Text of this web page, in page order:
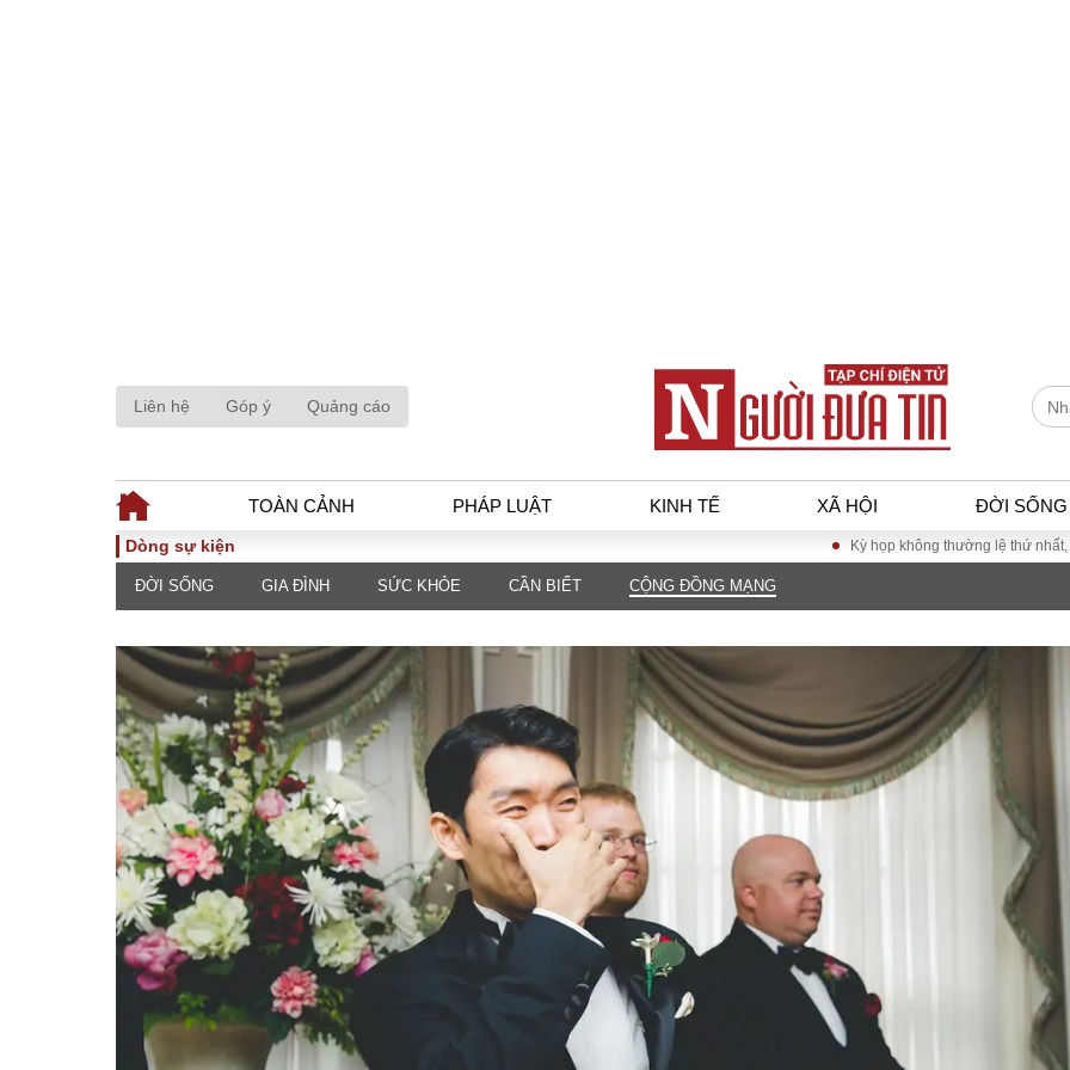
Liên hệ Góp ý Quảng cáo
TOÀN CẢNH PHÁP LUẬT KINH TẾ XÃ HỘI ĐỜI SỐNG
TOÀN CẢNH
Chính sách
Sự kiện
Đối thoại
Thế giới
PHÁP LUẬT
Góc nhìn luật gia
Hồ sơ điều tra
Tiếng nói công dân
An ninh - Hình sự
KINH TẾ
hàng
Kinh tế vĩ mô
Hồ sơ doanh
nghiệp
trường
Tiêu dùng và dư
luận
Công nghệ
Môi trường
Giao
ĐA CHIỀU
Quan điểm
Dòng sự kiện Kỳ họp không thường lệ thứ nhất, Quốc hội
ĐỜI SỐNG GIA ĐÌNH SỨC KHỎE CẦN BIẾT CỘNG ĐỒNG MẠNG